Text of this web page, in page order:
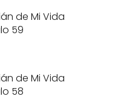
de Mi Vida
59
de Mi Vida
58